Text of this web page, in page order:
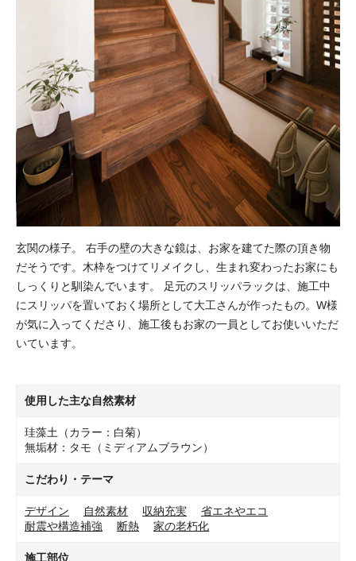
玄関の様子。 右手の壁の大きな鏡は、お家を建てた際の頂き物
だそうです。木枠をつけてリメイクし、生まれ変わったお家にも
しっくりと馴染んでいます。 足元のスリッパラックは、施工中
にスリッパを置いておく場所として大工さんが作ったもの。W様
が気に入ってくださり、施工後もお家の一員としてお使いいただ
いています。
使用した主な自然素材
珪藻土（カラー：白菊）
無垢材：タモ（ミディアムブラウン）
こだわり・テーマ
デザイン 自然素材 収納充実
省エネやエコ
耐震や構造補強
断熱 家の老朽化
施工部位